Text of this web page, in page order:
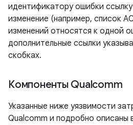
идентификатору ошибки
изменение (например, список
изменений относятся к одной
дополнительные ссылки
скобках.
Компоненты Qualcomm
Указанные ниже уязвимости
Qualcomm и подробно описаны